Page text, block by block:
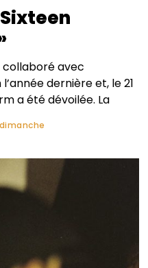
collaboré avec
dernière et, le 21
a été dévoilée. La